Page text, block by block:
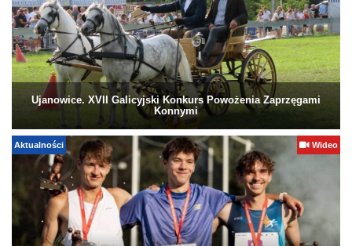
Ujanowice. XVII Galicyjski Konkurs Powożenia Zaprzęgami
Konnymi
Aktualności Wideo